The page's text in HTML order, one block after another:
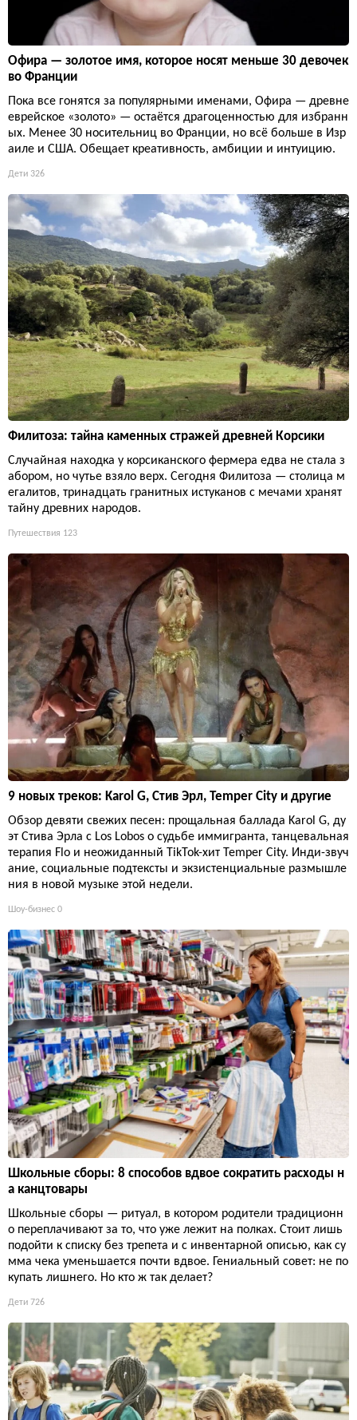
Офира — золотое имя, которое носят меньше 30 девочек
во Франции
Пока все гонятся за популярными именами, Офира — древне
еврейское «золото» — остаётся драгоценностью для избранн
ых. Менее 30 носительниц во Франции, но всё больше в Изр
аиле и США. Обещает креативность, амбиции и интуицию.
Дети 326
Филитоза: тайна каменных стражей древней Корсики
Случайная находка у корсиканского фермера едва не стала з
абором, но чутье взяло верх. Сегодня Филитоза — столица м
егалитов, тринадцать гранитных истуканов с мечами хранят
тайну древних народов.
Путешествия 123
9 новых треков: Karol G, Стив Эрл, Temper City и другие
Обзор девяти свежих песен: прощальная баллада Karol G, ду
эт Стива Эрла с Los Lobos о судьбе иммигранта, танцевальная
терапия Flo и неожиданный TikTok-хит Temper City. Инди-звуч
ание, социальные подтексты и экзистенциальные размышле
ния в новой музыке этой недели.
Шоу-бизнес 0
Школьные сборы: 8 способов вдвое сократить расходы н
а канцтовары
Школьные сборы — ритуал, в котором родители традиционн
о переплачивают за то, что уже лежит на полках. Стоит лишь
подойти к списку без трепета и с инвентарной описью, как су
мма чека уменьшается почти вдвое. Гениальный совет: не по
купать лишнего. Но кто ж так делает?
Дети 726